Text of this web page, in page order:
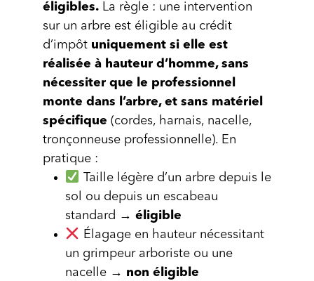
éligibles. La règle : une intervention
sur un arbre est éligible au crédit
d’impôt uniquement si elle est
réalisée à hauteur d’homme, sans
nécessiter que le professionnel
monte dans l’arbre, et sans matériel
spécifique (cordes, harnais, nacelle,
tronçonneuse professionnelle). En
pratique :
Taille légère d’un arbre depuis le
sol ou depuis un escabeau
standard → éligible
Élagage en hauteur nécessitant
un grimpeur arboriste ou une
nacelle → non éligible